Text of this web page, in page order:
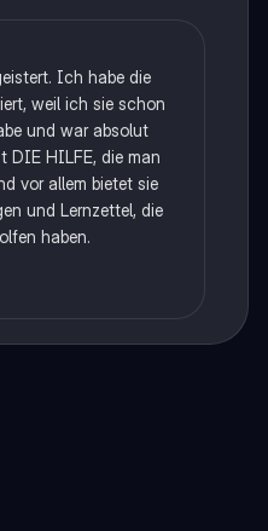
Ich habe die
weil ich sie schon
und war absolut
DIE HILFE, die man
vor allem bietet sie
und Lernzettel, die
haben.